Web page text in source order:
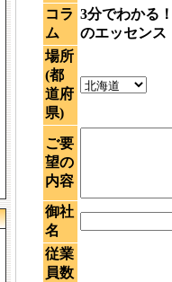
コラ
ム
3分でわかる
のエッセンス
場所
(都
道府
県)
ご要
望の
内容
御社
名
従業
員数